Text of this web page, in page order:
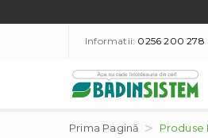
Informatii: 0256 200 278
Prima Pagină Produse